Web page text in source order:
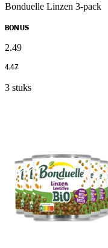
Bonduelle Linzen 3-pack
BONUS
2.49
4.47
3 stuks